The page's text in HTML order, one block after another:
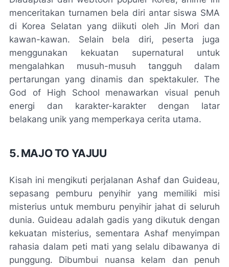
menceritakan turnamen bela diri antar siswa SMA
di Korea Selatan yang diikuti oleh Jin Mori dan
kawan-kawan. Selain bela diri, peserta juga
menggunakan kekuatan supernatural untuk
mengalahkan musuh-musuh tangguh dalam
pertarungan yang dinamis dan spektakuler. The
God of High School menawarkan visual penuh
energi dan karakter-karakter dengan latar
belakang unik yang memperkaya cerita utama.
5. MAJO TO YAJUU
Kisah ini mengikuti perjalanan Ashaf dan Guideau,
sepasang pemburu penyihir yang memiliki misi
misterius untuk memburu penyihir jahat di seluruh
dunia. Guideau adalah gadis yang dikutuk dengan
kekuatan misterius, sementara Ashaf menyimpan
rahasia dalam peti mati yang selalu dibawanya di
punggung. Dibumbui nuansa kelam dan penuh